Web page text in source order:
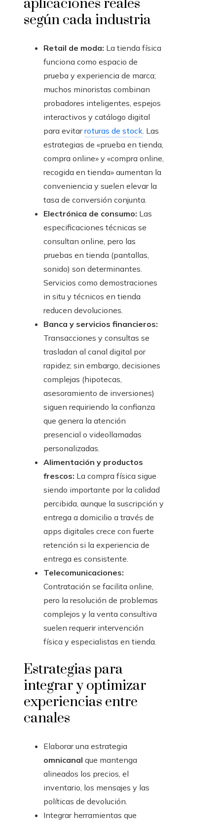
aplicaciones reales
según cada industria
Retail de moda: La tienda física
funciona como espacio de
prueba y experiencia de marca;
muchos minoristas combinan
probadores inteligentes, espejos
interactivos y catálogo digital
para evitarroturas de stock. Las
estrategias de «prueba en tienda,
compra online» y «compra online,
recogida en tienda» aumentan la
conveniencia y suelen elevar la
tasa de conversión conjunta.
Electrónica de consumo: Las
especificaciones técnicas se
consultan online, pero las
pruebas en tienda (pantallas,
sonido) son determinantes.
Servicios como demostraciones
in situ y técnicos en tienda
reducen devoluciones.
Banca y servicios financieros:
Transacciones y consultas se
trasladan al canal digital por
rapidez; sin embargo, decisiones
complejas (hipotecas,
asesoramiento de inversiones)
siguen requiriendo la confianza
que genera la atención
presencial o videollamadas
personalizadas.
Alimentación y productos
frescos: La compra física sigue
siendo importante por la calidad
percibida, aunque la suscripción y
entrega a domicilio a través de
apps digitales crece con fuerte
retención si la experiencia de
entrega es consistente.
Telecomunicaciones:
Contratación se facilita online,
pero la resolución de problemas
complejos y la venta consultiva
suelen requerir intervención
física y especialistas en tienda.
Estrategias para
integrar y optimizar
experiencias entre
canales
Elaborar una estrategia
omnicanal que mantenga
alineados los precios, el
inventario, los mensajes y las
políticas de devolución.
Integrar herramientas que